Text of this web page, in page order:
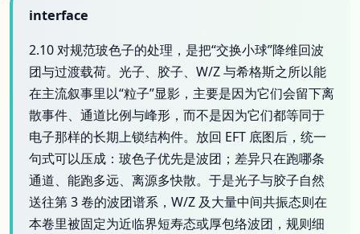
interface
2.10 对规范玻色子的处理，是把“交换小球”降维回波
团与过渡载荷。光子、胶子、W/Z 与希格斯之所以能
在主流叙事里以“粒子”显影，主要是因为它们会留下离
散事件、通道比例与峰形，而不是因为它们都等同于
电子那样的长期上锁结构件。放回 EFT 底图后，统一
句式可以压成：玻色子优先是波团；差异只在跑哪条
通道、能跑多远、离源多快散。于是光子与胶子自然
送往第 3 卷的波团谱系，W/Z 及大量中间共振态则在
本卷里被固定为近临界短寿态或厚包络波团，规则细